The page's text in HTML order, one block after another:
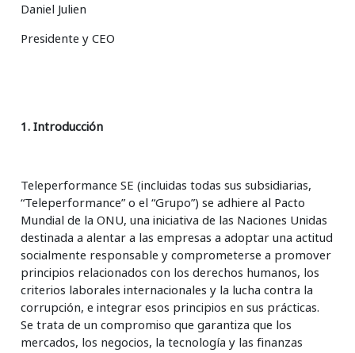
Daniel Julien
Presidente y CEO
1. Introducción
Teleperformance SE (incluidas todas sus subsidiarias,
“Teleperformance” o el “Grupo”) se adhiere al Pacto
Mundial de la ONU, una iniciativa de las Naciones Unidas
destinada a alentar a las empresas a adoptar una actitud
socialmente responsable y comprometerse a promover
principios relacionados con los derechos humanos, los
criterios laborales internacionales y la lucha contra la
corrupción, e integrar esos principios en sus prácticas.
Se trata de un compromiso que garantiza que los
mercados, los negocios, la tecnología y las finanzas